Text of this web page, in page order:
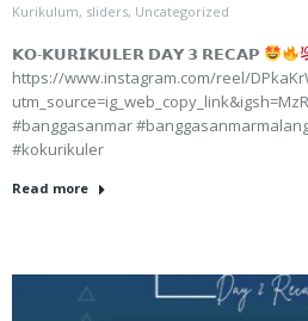
Kurikulum, sliders, Uncategorized
𝗞𝗢-𝗞𝗨𝗥𝗜𝗞𝗨𝗟𝗘𝗥 𝗗𝗔𝗬 𝟯 𝗥𝗘𝗖𝗔𝗣
https://www.instagram.com/reel/
#banggasanmar
#kokurikuler
Read more